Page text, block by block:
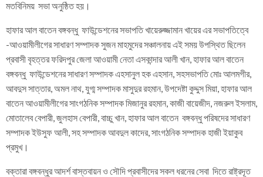
মতবিনিময় সভা অনুষ্ঠিত হয়।
হাফার আল বাতেন বঙ্গবন্ধু ফাউন্ডেশনের সভাপতি খায়েরুজ্জামান খায়ের এর সভাপতিত্বে
-আওয়ামীলীগের সাধারণ সম্পাদক সুজন মাহমুদের সঞ্চালনায় এই সময় উপস্থিত ছিলেন
প্রবাসী বৃহত্তর ফরিদপুর জেলা আওয়ামী নেতা এসকান্দার আলী খান, হাফার আল বাতেন
বঙ্গবন্ধু ফাউন্ডেশনের সাধারণ সম্পাদক এহসানুল হক এহসান, সহসভাপতি মোঃ আলমগীর,
আবদুস সাত্তার, অমল নাথ, যুগ্ম সম্পাদক মাসুদুর রহমান, উপদেষ্টা কুদ্দুস মিয়া, হাফার আল
বাতেন আওয়ামীলীগের সাংগঠনিক সম্পাদক মিজানুর রহমান, কাজী বায়েজীদ, নজরুল ইসলাম,
মোতালেব বেপারী, জুলহাস বেপারী, বাচ্চু খান, হাফার আল বাতেন বঙ্গবন্ধু পরিষদের সাধারণ
সম্পাদক ইউসুফ আলী, সহ সম্পাদক আবদুল কাদের, সাংগঠনিক সম্পাদক হাজী ইয়াকুব
প্রমুখ।
বক্তারা বঙ্গবন্ধুর আদর্শ বাস্তবায়ন ও সৌদি প্রবাসীদের সকল ধরনের সেবা দিতে রাষ্ট্রদূত